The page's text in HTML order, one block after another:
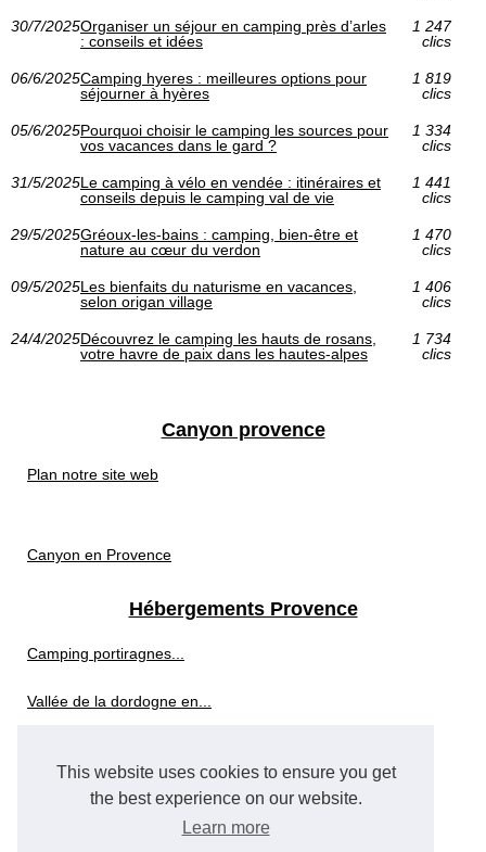
This website uses cookies to ensure you get
the best experience on our website.
Learn more
30/7/2025Organiser un séjour en camping près d’arles
: conseils et idées
1 247
clics
06/6/2025Camping hyeres : meilleures options pour
séjourner à hyères
1 819
clics
05/6/2025Pourquoi choisir le camping les sources pour
vos vacances dans le gard ?
1 334
clics
31/5/2025Le camping à vélo en vendée : itinéraires et
conseils depuis le camping val de vie
1 441
clics
29/5/2025Gréoux-les-bains : camping, bien-être et
nature au cœur du verdon
1 470
clics
09/5/2025Les bienfaits du naturisme en vacances,
selon origan village
1 406
clics
24/4/2025Découvrez le camping les hauts de rosans,
votre havre de paix dans les hautes-alpes
1 734
clics
Canyon provence
Plan notre site web
Canyon en Provence
Hébergements Provence
Camping portiragnes...
Vallée de la dordogne en...
Les avantages d'un séjour...